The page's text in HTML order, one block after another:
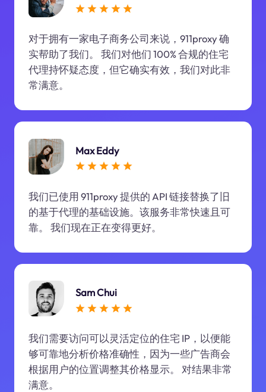
对于拥有一家电子商务公司来说，911proxy 确
实帮助了我们。 我们对他们 100% 合规的住宅
代理持怀疑态度，但它确实有效，我们对此非
常满意。
Max Eddy
我们已使用 911proxy 提供的 API 链接替换了旧
的基于代理的基础设施。该服务非常快速且可
靠。 我们现在正在变得更好。
Sam Chui
我们需要访问可以灵活定位的住宅 IP，以便能
够可靠地分析价格准确性，因为一些广告商会
根据用户的位置调整其价格显示。 对结果非常
满意。